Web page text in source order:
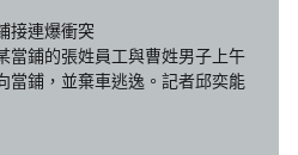
當鋪的張姓員工與曹姓男子上午
當鋪，並棄車逃逸。記者邱奕能